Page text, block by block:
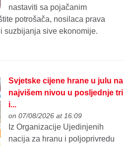
nastaviti sa pojačanim
potrošača, nosilaca prava
suzbijanja sive ekonomije.
Svjetske cijene hrane u julu na
najvišem nivou u posljednje tri
i...
on 07/08/2026 at 16:09
Iz Organizacije Ujedinjenih
nacija za hranu i poljoprivredu